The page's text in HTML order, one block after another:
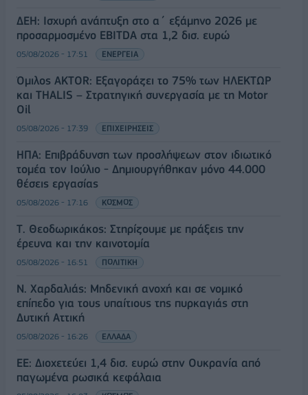
ΔΕΗ: Ισχυρή ανάπτυξη στο α΄ εξάμηνο 2026 με
προσαρμοσμένο EBITDA στα 1,2 δισ. ευρώ
05/08/2026 - 17:51 ΕΝΕΡΓΕΙΑ
Όμιλος AKTOR: Εξαγοράζει το 75% των ΗΛΕΚΤΩΡ
και THALIS – Στρατηγική συνεργασία με τη Motor
Oil
05/08/2026 - 17:39 ΕΠΙΧΕΙΡΗΣΕΙΣ
ΗΠΑ: Επιβράδυνση των προσλήψεων στον ιδιωτικό
τομέα τον Ιούλιο - Δημιουργήθηκαν μόνο 44.000
θέσεις εργασίας
05/08/2026 - 17:16 ΚΟΣΜΟΣ
Τ. Θεοδωρικάκος: Στηρίζουμε με πράξεις την
έρευνα και την καινοτομία
05/08/2026 - 16:51 ΠΟΛΙΤΙΚΗ
Ν. Χαρδαλιάς: Μηδενική ανοχή και σε νομικό
επίπεδο για τους υπαίτιους της πυρκαγιάς στη
Δυτική Αττική
05/08/2026 - 16:26 ΕΛΛΑΔΑ
ΕΕ: Διοχετεύει 1,4 δισ. ευρώ στην Ουκρανία από
παγωμένα ρωσικά κεφάλαια